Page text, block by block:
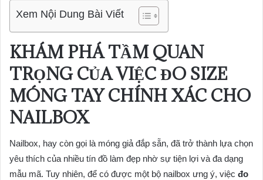
Xem Nội Dung Bài Viết
KHÁM PHÁ TẦM QUAN
TRỌNG CỦA VIỆCĐO SIZE
MÓNG TAYCHÍNH XÁC CHO
NAILBOX
Nailbox, hay còn gọi là móng giả đắp sẵn, đã trở thành lựa chọn
yêu thích của nhiều tín đồ làm đẹp nhờ sự tiện lợi và đa dạng
mẫu mã. Tuy nhiên, để có được một bộ nailbox ưng ý, việc đo